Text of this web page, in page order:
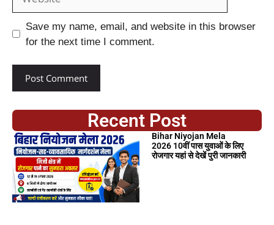
Save my name, email, and website in this browser
for the next time I comment.
Recent Post
Bihar Niyojan Mela
2026 10वीं पास युवाओं के लिए
रोजगार यहां से देखें पुरी जानकारी